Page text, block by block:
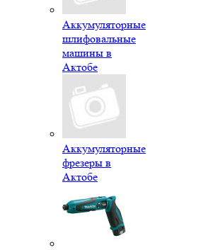
Аккумуляторные
шлифовальные
машины в
Актобе
Аккумуляторные
фрезеры в
Актобе